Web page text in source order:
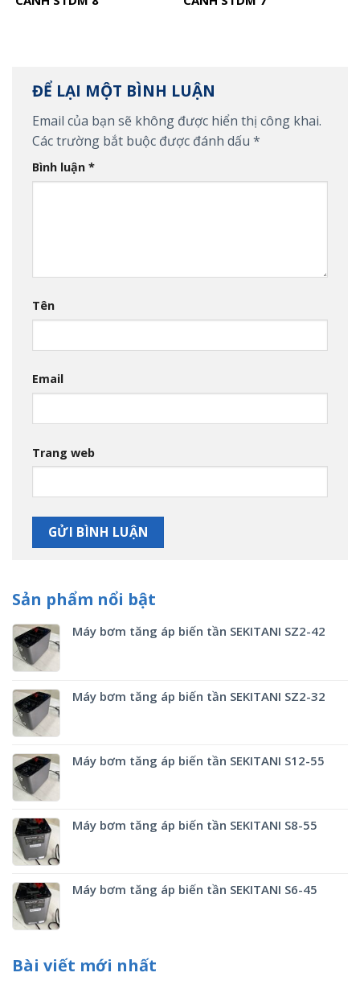
ĐỂ LẠI MỘT BÌNH LUẬN
Email của bạn sẽ không được hiển thị công khai.
Các trường bắt buộc được đánh dấu *
Bình luận *
Tên
Email
Trang web
Sản phẩm nổi bật
Máy bơm tăng áp biến tần SEKITANI SZ2-42
Máy bơm tăng áp biến tần SEKITANI SZ2-32
Máy bơm tăng áp biến tần SEKITANI S12-55
Máy bơm tăng áp biến tần SEKITANI S8-55
Máy bơm tăng áp biến tần SEKITANI S6-45
Bài viết mới nhất